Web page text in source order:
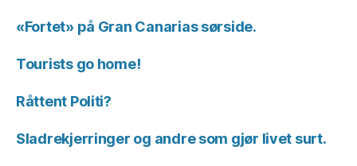
«Fortet» på Gran Canarias sørside.
Tourists go home!
Råttent Politi?
Sladrekjerringer og andre som gjør livet surt.